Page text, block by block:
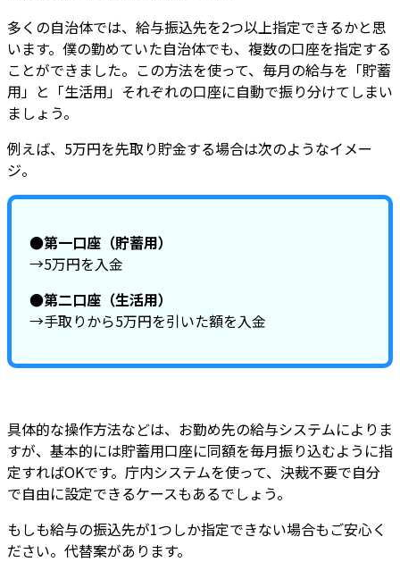
多くの自治体では、給与振込先を2つ以上指定できるかと思
います。僕の勤めていた自治体でも、複数の口座を指定する
ことができました。この方法を使って、毎月の給与を「貯蓄
用」と「生活用」それぞれの口座に自動で振り分けてしまい
ましょう。
例えば、5万円を先取り貯金する場合は次のようなイメー
ジ。
●第一口座（貯蓄用）
→5万円を入金
●第二口座（生活用）
→手取りから5万円を引いた額を入金
具体的な操作方法などは、お勤め先の給与システムによりま
すが、基本的には貯蓄用口座に同額を毎月振り込むように指
定すればOKです。庁内システムを使って、決裁不要で自分
で自由に設定できるケースもあるでしょう。
もしも給与の振込先が1つしか指定できない場合もご安心く
ださい。代替案があります。